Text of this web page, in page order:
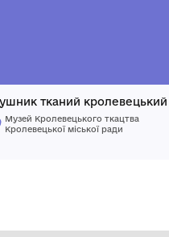
Інші